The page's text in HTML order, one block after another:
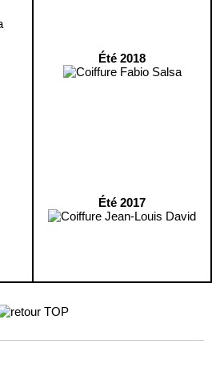
Été 2018
Été 2017